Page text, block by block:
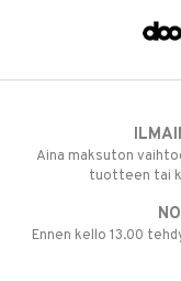
Aina maksuton
tuotteen tai
Ennen kello 13.00